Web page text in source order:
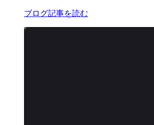
ブログ記事を読む